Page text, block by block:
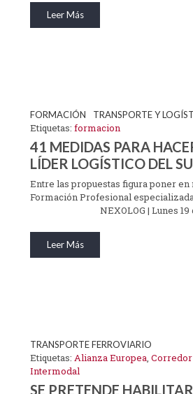
Leer Más
FORMACIÓN TRANSPORTE Y
Etiquetas: formacion
41 MEDIDAS PARA
LÍDER LOGÍSTICO DEL
Entre las propuestas figura poner en
Formación Profesional
NEXOLOG | Lunes 19
Leer Más
TRANSPORTE FERROVIARIO
Etiquetas: Alianza Europea,
Intermodal
SE PRETENDE
CURSO DE
CURSO SOBRE LA
CURSO SOBRE EL
Más información: